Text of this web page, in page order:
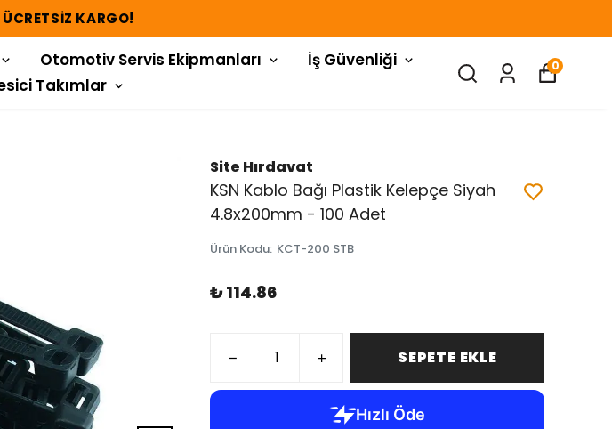
KARGO!
Otomotiv Servis Ekipmanları
İş Güvenliği
Takımlar
0
Site Hırdavat
KSN Kablo Bağı Plastik Kelepçe Siyah
4.8x200mm - 100 Adet
Ürün Kodu: KCT-200 STB
₺ 114.86
SEPETE EKLE